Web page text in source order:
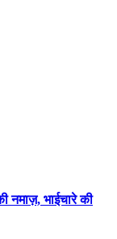
नमाज़, भाईचारे की